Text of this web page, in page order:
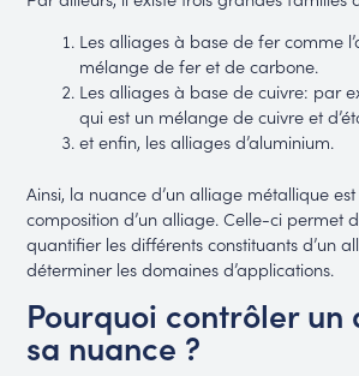
Les alliages à base de fer comme
mélange de fer et de carbone.
Les alliages à base de cuivre: par
qui est un mélange de cuivre et
et enfin, les alliages d’aluminium.
Ainsi, la nuance d’un alliage métallique
composition d’un alliage. Celle-ci permet
quantifier les différents constituants d’un
déterminer les domaines d’applications.
Pourquoi contrôler un
sa nuance ?